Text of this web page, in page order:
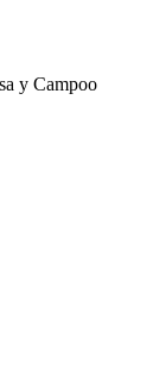
y Campoo